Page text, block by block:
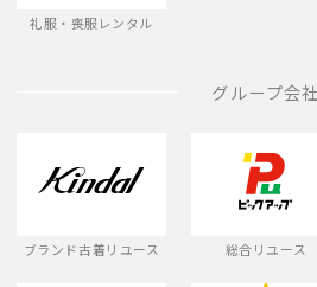
礼服・喪服レンタル
グループ会社
ブランド古着リユース 総合リユース